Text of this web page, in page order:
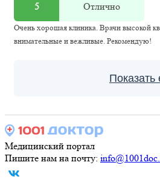
5 Отлично
Очень хорошая клиника. Врачи высокой
внимательные и вежливые. Рекомендую!
Медицинский портал
Пишите нам на почту: